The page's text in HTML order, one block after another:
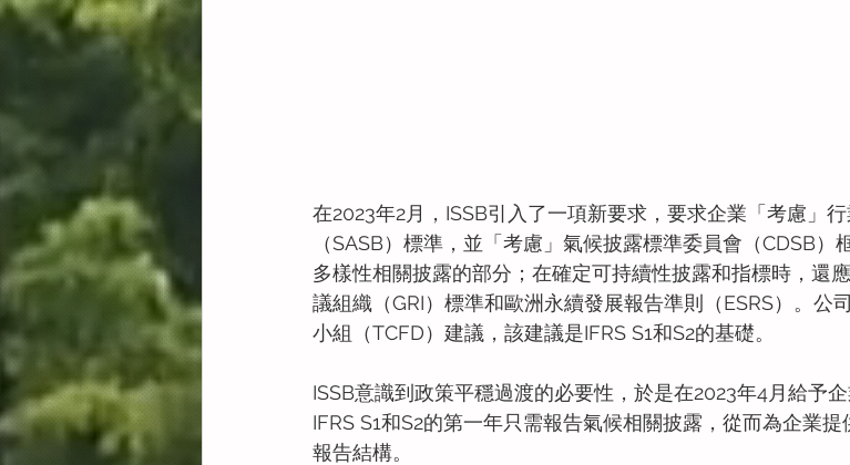
在2023年2月，ISSB引入了一項新要求，要求企業「考慮」
（SASB）標準，並「考慮」氣候披露標準委員會（CDSB
多樣性相關披露的部分；在確定可持續性披露和指標時，還
議組織（GRI）標準和歐洲永續發展報告準則（ESRS）。公
小組（TCFD）建議，該建議是IFRS S1和S2的基礎。
ISSB意識到政策平穩過渡的必要性，於是在2023年4月給予
IFRS S1和S2的第一年只需報告氣候相關披露，從而為企業
報告結構。